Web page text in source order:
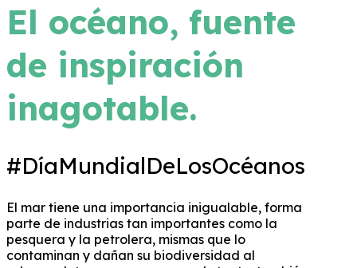
El océano, fuente
de inspiración
inagotable.
#DíaMundialDeLosOcéanos
El mar tiene una importancia inigualable, forma
parte de industrias tan importantes como la
pesquera y la petrolera, mismas que lo
contaminan y dañan su biodiversidad al